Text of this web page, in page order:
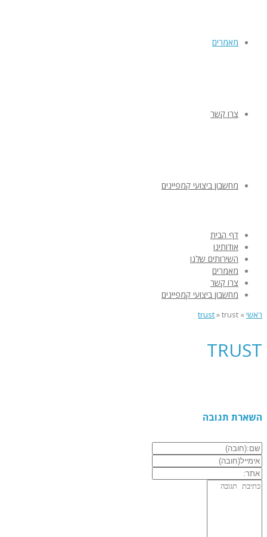
מאמרים
צרו קשר
מחשבון ביצועי קמפיינים
דף הבית
אודותינו
השירותים שלנו
מאמרים
צרו קשר
מחשבון ביצועי קמפיינים
ראשי »
trust»trust
TRUST
השארת תגובה